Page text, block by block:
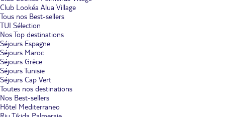
Club Lookéa Alua Village
Tous nos Best-sellers
TUI Sélection
Nos Top destinations
Séjours Espagne
Séjours Maroc
Séjours Grèce
Séjours Tunisie
Séjours Cap Vert
Toutes nos destinations
Nos Best-sellers
Hôtel Mediterraneo